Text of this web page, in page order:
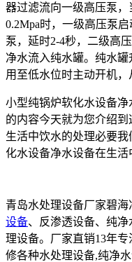
器过滤流向一级高压泵
0.2Mpa时，一级高压泵
泵，延时2-4秒，二级高
净水流入纯水罐。纯水
用至低水位时主动开机，
小型纯锅炉软化水设备净
的内容今天就为您介绍
生活中饮水的处理必要
化水设备净水设备在生
青岛水处理设备厂家碧
设备、反渗透设备、纯净
理设备。厂家直销13年
修各种水处理设备,纯净